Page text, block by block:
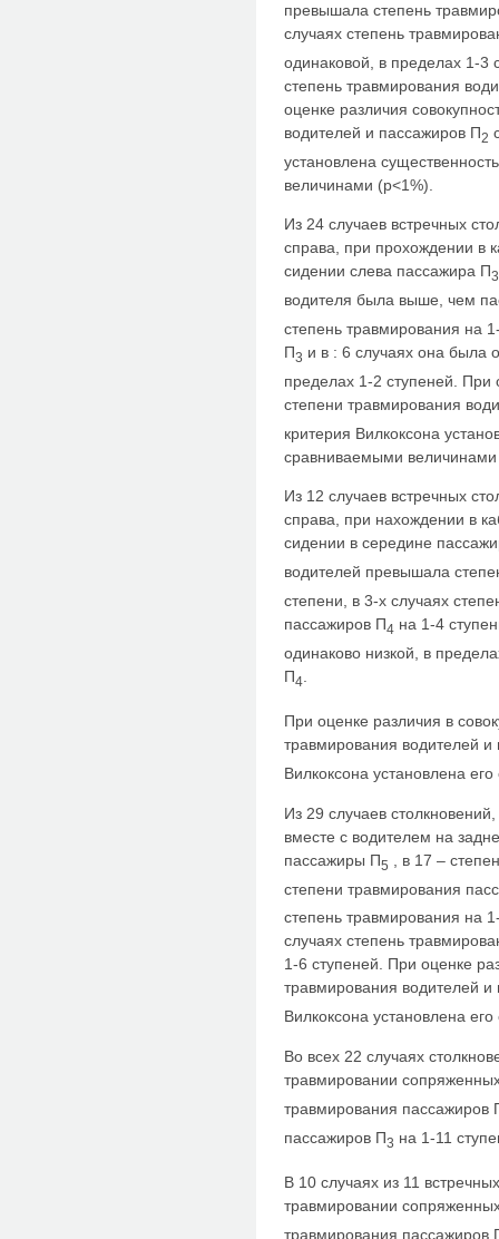
превышала степень
случаях степень
одинаковой, в пределах 1-3
степень травмирования
оценке различия
водителей и пассажиров П2
установлена
величинами (р<1%).
Из 24 случаев встречных
справа, при прохождении в
сидении слева пассажира П3
водителя была выше, чем
степень травмирования на
П3 и в : 6 случаях она была
пределах 1-2 ступеней. При
степени травмирования
критерия Вилкоксона
сравниваемыми
Из 12 случаев встречных
справа, при нахождении в
сидении в середине
водителей превышала
степени, в 3-х случаях
пассажиров П4 на 1-4
одинаково низкой, в
П4
При оценке различия в
травмирования водителей
Вилкоксона установлена
Из 29 случаев
вместе с водителем на
пассажиры П5
, в 17 –
степени травмирования
степень травмирования на
случаях степень
1-6 ступеней. При оценке
травмирования водителей
Вилкоксона установлена
Во всех 22 случаях
травмировании
травмирования пассажиров
пассажиров П3 на 1-11
В 10 случаях из 11
травмировании
травмирования пассажиров